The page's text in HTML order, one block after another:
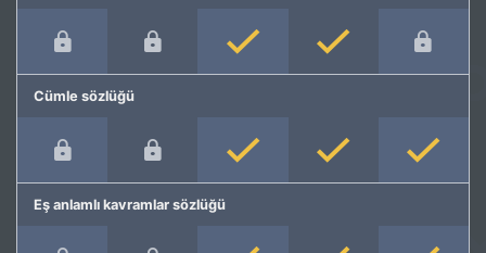
Cümle sözlüğü
Eş anlamlı kavramlar sözlüğü